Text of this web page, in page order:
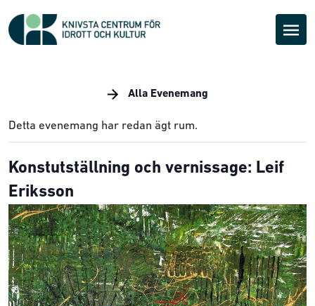
Alla Evenemang
Detta evenemang har redan ägt rum.
Konstutställning och vernissage: Leif
Eriksson